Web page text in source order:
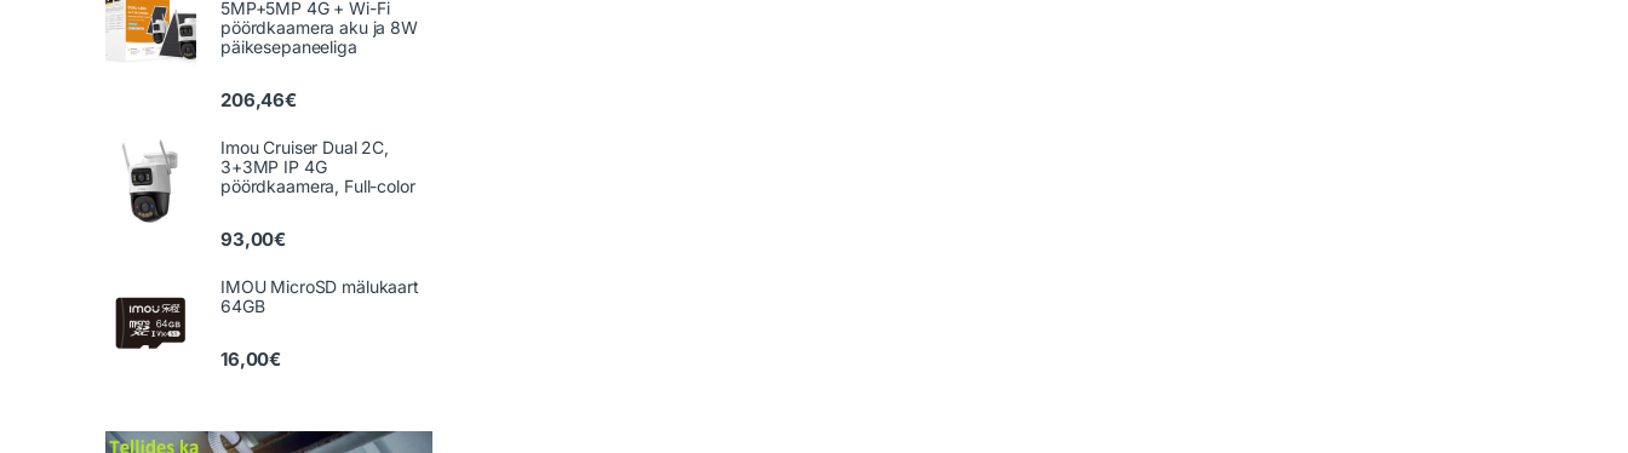
5MP+5MP 4G + Wi-Fi
pöördkaamera aku ja 8W
päikesepaneeliga
206,46€
Imou Cruiser Dual 2C,
3+3MP IP 4G
pöördkaamera, Full-color
93,00€
IMOU MicroSD mälukaart
64GB
16,00€